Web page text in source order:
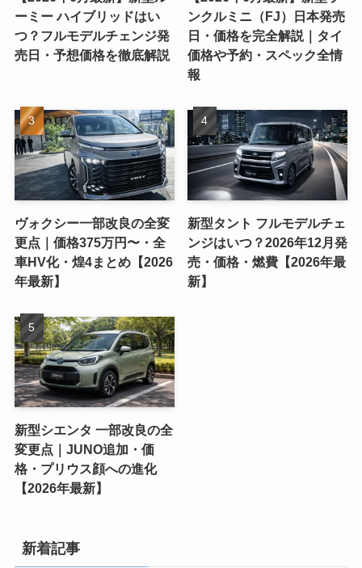
ーミー ハイブリッドはい
つ？フルモデルチェンジ発
売日・予想価格を徹底解説
ンクルミニ（FJ）日本発売
日・価格を完全解説｜タイ
価格や予約・スペック全情
報
ヴォクシー一部改良の全変
更点｜価格375万円〜・全
車HV化・煌4まとめ【2026
年最新】
新型タント フルモデルチェ
ンジはいつ？2026年12月発
売・価格・燃費【2026年最
新】
新型シエンタ 一部改良の全
変更点｜JUNO追加・価
格・プリウス顔への進化
【2026年最新】
新着記事